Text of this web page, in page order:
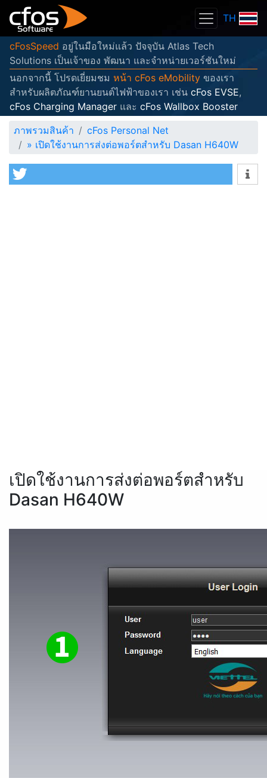
TH
cFosSpeed อยู่ในมือใหม่แล้ว ปัจจุบัน Atlas Tech
Solutions เป็นเจ้าของ พัฒนา และจำหน่ายเวอร์ชันใหม่
นอกจากนี้ โปรดเยี่ยมชม หน้า cFos eMobility ของเรา
สำหรับผลิตภัณฑ์ยานยนต์ไฟฟ้าของเรา เช่น cFos EVSE,
cFos Charging Manager และ cFos Wallbox Booster
ภาพรวมสินค้า
cFos Personal Net
» เปิดใช้งานการส่งต่อพอร์ตสำหรับ Dasan H640W
เปิดใช้งานการส่งต่อพอร์ตสำหรับ
Dasan H640W